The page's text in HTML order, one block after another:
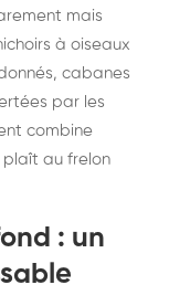
mais
à oiseaux
cabanes
par les
combine
au frelon
: un